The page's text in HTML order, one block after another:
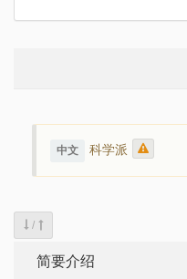
中文 科学派
/
简要介绍